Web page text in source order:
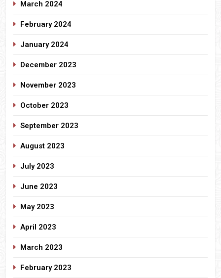
March 2024
February 2024
January 2024
December 2023
November 2023
October 2023
September 2023
August 2023
July 2023
June 2023
May 2023
April 2023
March 2023
February 2023